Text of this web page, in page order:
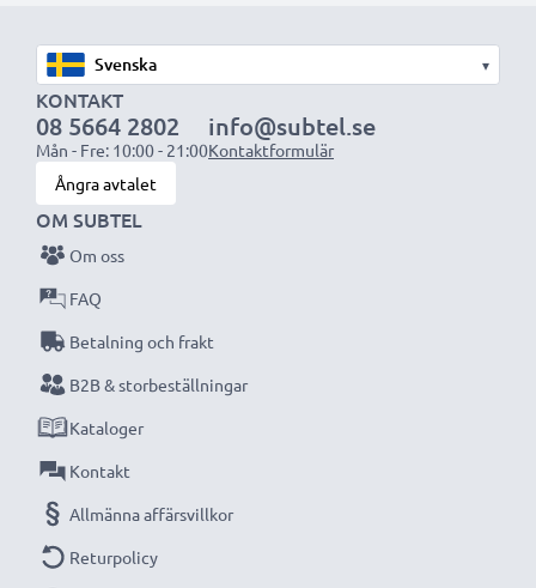
kvaliteten. Beställ nu!
▾
KONTAKT
08 5664 2802
Mån - Fre: 10:00 - 21:00
info@subtel.se
Kontaktformulär
Ångra avtalet
OM SUBTEL
Om oss
FAQ
Betalning och frakt
B2B & storbeställningar
Kataloger
Kontakt
Allmänna affärsvillkor
Returpolicy